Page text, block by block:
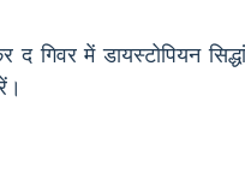
द गिवर में डायस्टोपियन